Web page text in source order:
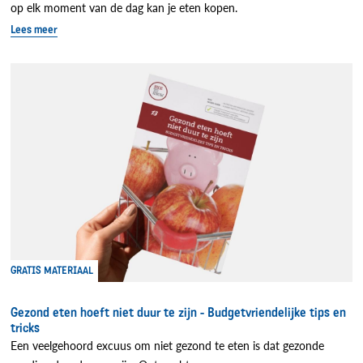
op elk moment van de dag kan je eten kopen.
Lees meer
GRATIS MATERIAAL
Gezond eten hoeft niet duur te zijn - Budgetvriendelijke tips en
tricks
Een veelgehoord excuus om niet gezond te eten is dat gezonde